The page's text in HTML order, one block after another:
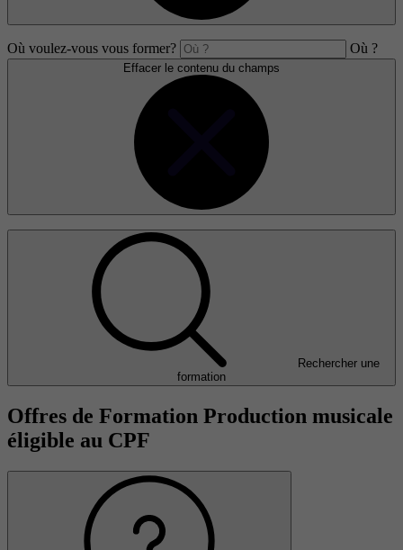
Où voulez-vous vous former? Où ?
Effacer le contenu du champs
Rechercher une
formation
Offres de Formation Production musicale
éligible au CPF